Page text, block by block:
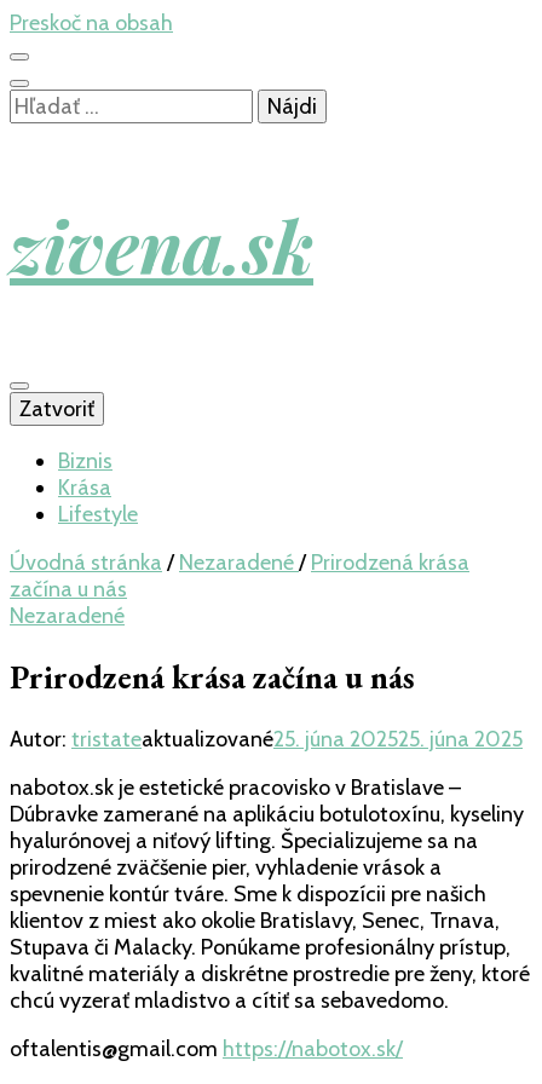
Preskoč na obsah
Hľadať:
zivena.sk
Zatvoriť
Biznis
Krása
Lifestyle
Úvodná stránka / Nezaradené/ Prirodzená krása
začína u nás
Nezaradené
Prirodzená krása začína u nás
Autor: tristateaktualizované25. júna 202525. júna 2025
nabotox.sk je estetické pracovisko v Bratislave –
Dúbravke zamerané na aplikáciu botulotoxínu, kyseliny
hyalurónovej a niťový lifting. Špecializujeme sa na
prirodzené zväčšenie pier, vyhladenie vrások a
spevnenie kontúr tváre. Sme k dispozícii pre našich
klientov z miest ako okolie Bratislavy, Senec, Trnava,
Stupava či Malacky. Ponúkame profesionálny prístup,
kvalitné materiály a diskrétne prostredie pre ženy, ktoré
chcú vyzerať mladistvo a cítiť sa sebavedomo.
oftalentis@gmail.com https://nabotox.sk/